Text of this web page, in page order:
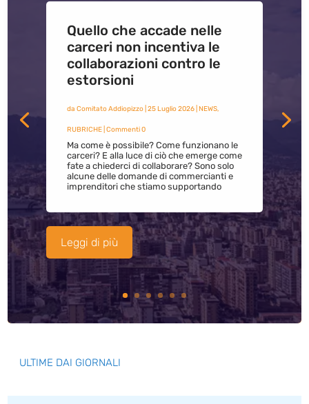
Quello che accade nelle
carceri non incentiva le
collaborazioni contro le
estorsioni
da Comitato Addiopizzo| 25 Luglio 2026| NEWS,
RUBRICHE| Commenti 0
Ma come è possibile? Come funzionano le
carceri? E alla luce di ciò che emerge come
fate a chiederci di collaborare? Sono solo
alcune delle domande di commercianti e
imprenditori che stiamo supportando
Leggi di più
ULTIME DAI GIORNALI